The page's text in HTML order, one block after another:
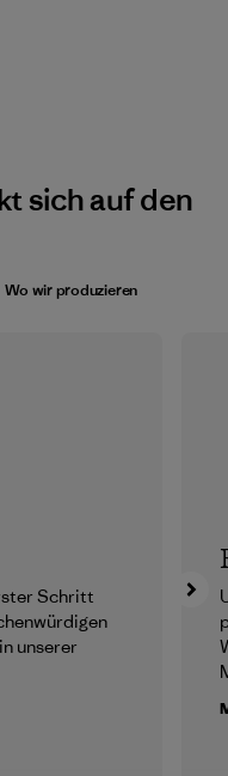
sich auf den
Wo wir produzieren
Schritt
unserer